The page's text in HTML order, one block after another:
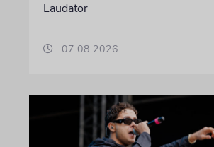
Laudator
07.08.2026